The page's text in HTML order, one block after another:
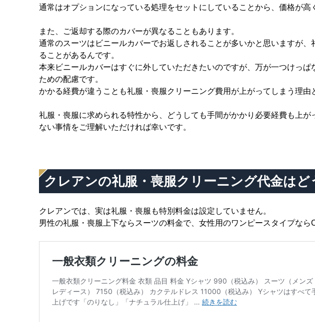
通常はオプションになっている処理をセットにしていることから、価格が高
また、ご返却する際のカバーが異なることもあります。
通常のスーツはビニールカバーでお返しされることが多いかと思いますが
ることがあるんです。
本来ビニールカバーはすぐに外していただきたいのですが、万が一つけっ
ための配慮です。
かかる経費が違うことも礼服・喪服クリーニング費用が上がってしまう理由
礼服・喪服に求められる特性から、どうしても手間がかかり必要経費も上
ない事情をご理解いただければ幸いです。
クレアンの礼服・喪服クリーニング代金はど
クレアンでは、実は礼服・喪服も特別料金は設定していません。
男性の礼服・喪服上下ならスーツの料金で、女性用のワンピースタイプなら